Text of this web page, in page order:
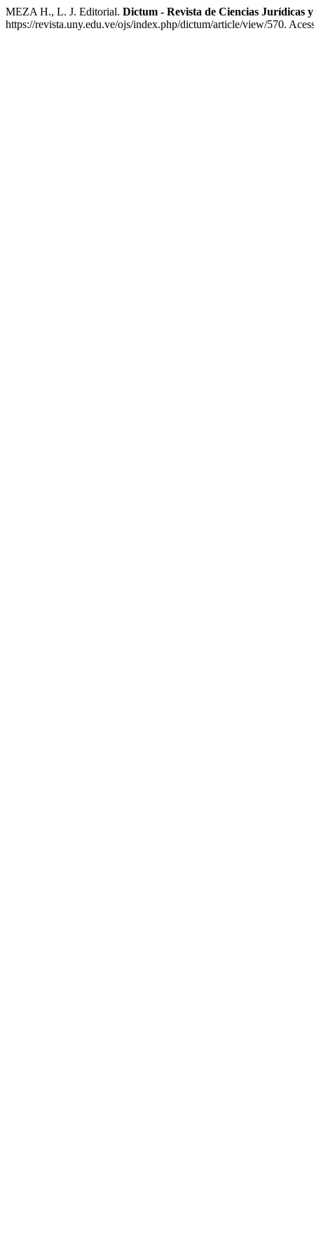
MEZA H., L. J. Editorial. Dictum - Revista de Ciencias Jurídicas
https://revista.uny.edu.ve/ojs/index.php/dictum/article/view/570.